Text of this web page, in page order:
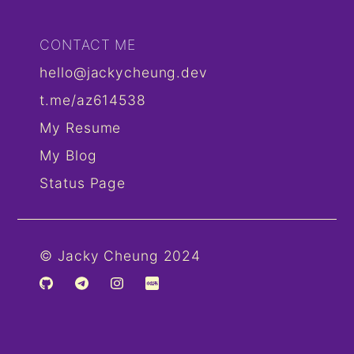
CONTACT ME
hello@jackycheung.dev
t.me/az614538
My Resume
My Blog
Status Page
© Jacky Cheung 2024